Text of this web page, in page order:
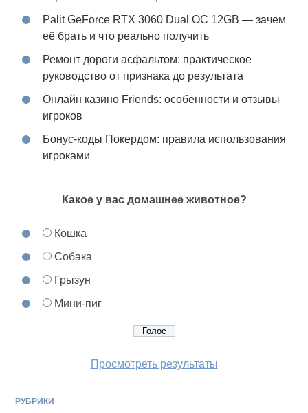
Palit GeForce RTX 3060 Dual OC 12GB — зачем
её брать и что реально получить
Ремонт дороги асфальтом: практическое
руководство от признака до результата
Онлайн казино Friends: особенности и отзывы
игроков
Бонус-коды Покердом: правила использования
игроками
Какое у вас домашнее животное?
Кошка
Собака
Грызун
Мини-пиг
Просмотреть результаты
РУБРИКИ